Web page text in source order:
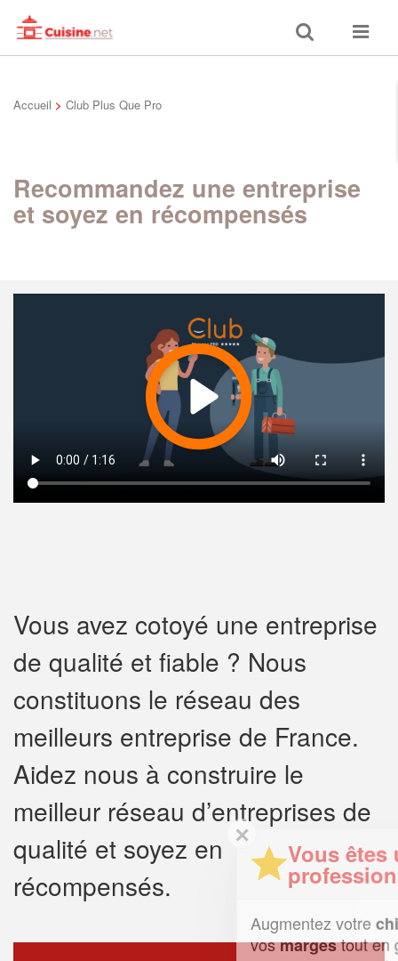
Toggle
search
Toggle
Accueil > Club Plus Que Pro
Recommandez une entreprise
et soyez en récompensés
Vous avez cotoyé une entreprise
de qualité et fiable ? Nous
constituons le réseau des
meilleurs entreprise de France.
Aidez nous à construire le
meilleur réseau d’entreprises de
qualité et soyez en
récompensés.
Vous êtes un
professionnel ?
Augmentez votrechiffre d'affaires
vosmargestout en gagnant de